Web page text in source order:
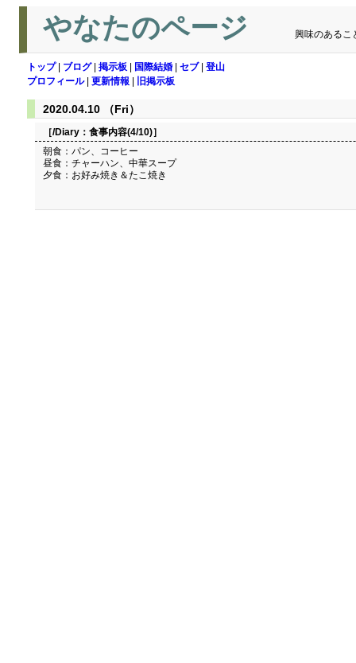
やなたのページ 興味のあるこ
トップ| ブログ| 掲示板 国際結婚 セブ| 登山
プロフィール| 更新情報 旧掲示板
2020.04.10 （Fri）
［/Diary： 食事内容(4/10)］
朝食：パン、コーヒー
昼食：チャーハン、中華スープ
夕食：お好み焼き＆たこ焼き